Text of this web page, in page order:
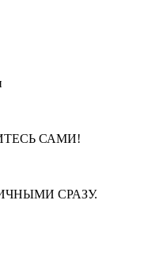
САМИ!
СРАЗУ.